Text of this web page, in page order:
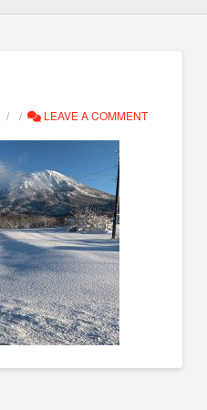
LEAVE A COMMENT